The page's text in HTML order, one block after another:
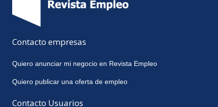
Contacto empresas
Quiero anunciar mi negocio en Revista Empleo
Quiero publicar una oferta de empleo
Contacto Usuarios